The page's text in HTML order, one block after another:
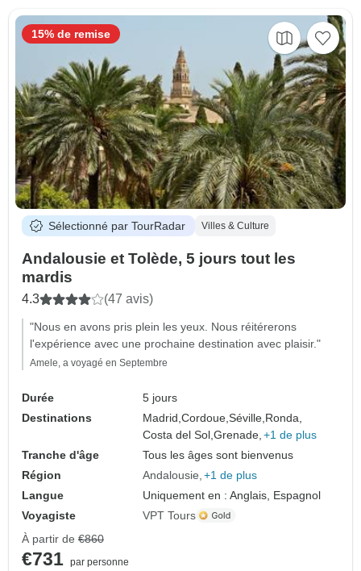
Sélectionné par TourRadar Villes & Culture
Andalousie et Tolède, 5 jours tout les
mardis
4.3 (47 avis)
"Nous en avons pris plein les yeux. Nous réitérerons
l'expérience avec une prochaine destination avec plaisir."
Amele, a voyagé en Septembre
Durée
5 jours
Destinations
Madrid,Cordoue,Séville, Ronda,
Costa del Sol,Grenade, +1 de plus
Tranche d'âge
Tous les âges sont bienvenus
Région
Andalousie +1 de plus
Langue
Uniquement en : Anglais, Espagnol
Voyagiste
VPT Tours
15% de remise
À partir de €860
€731 par personne